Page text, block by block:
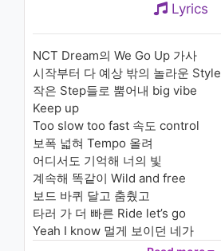
Lyrics
NCT Dream의 We Go Up 가사
시작부터 다 예상 밖의 놀라운 Style
작은 Step들로 뿜어내 big vibe
Keep up
Too slow too fast 속도 control
보폭 넓혀 Tempo 올려
어디서도 기억해 너의 빛
계속해 똑같이 Wild and free
보드 바퀴 달고 춤췄고
타러 가 더 빠른 Ride let’s go
Yeah I know 멀게 보이던 네가